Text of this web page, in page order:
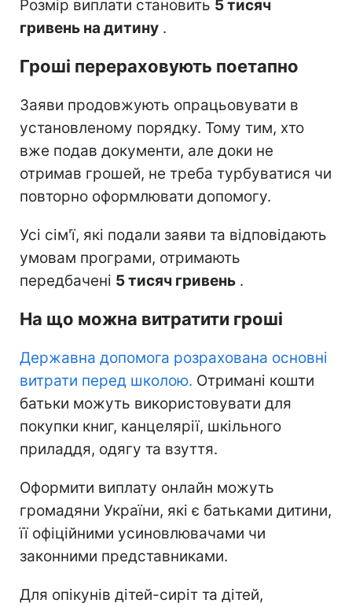
Розмір виплати становить 5 тисяч
гривень на дитину .
Гроші перераховують поетапно
Заяви продовжують опрацьовувати в
установленому порядку. Тому тим, хто
вже подав документи, але доки не
отримав грошей, не треба турбуватися чи
повторно оформлювати допомогу.
Усі сім'ї, які подали заяви та відповідають
умовам програми, отримають
передбачені 5 тисяч гривень .
На що можна витратити гроші
Державна допомога розрахована основні
витрати перед школою. Отримані кошти
батьки можуть використовувати для
покупки книг, канцелярії, шкільного
приладдя, одягу та взуття.
Оформити виплату онлайн можуть
громадяни України, які є батьками дитини,
її офіційними усиновлювачами чи
законними представниками.
Для опікунів дітей-сиріт та дітей,